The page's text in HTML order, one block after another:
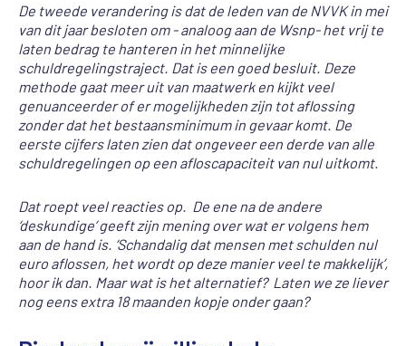
De tweede verandering is dat de leden van de NVVK in mei
van dit jaar besloten om - analoog aan de Wsnp- het vrij te
laten bedrag te hanteren in het minnelijke
schuldregelingstraject. Dat is een goed besluit. Deze
methode gaat meer uit van maatwerk en kijkt veel
genuanceerder of er mogelijkheden zijn tot aflossing
zonder dat het bestaansminimum in gevaar komt. De
eerste cijfers laten zien dat ongeveer een derde van alle
schuldregelingen op een afloscapaciteit van nul uitkomt.
Dat roept veel reacties op. De ene na de andere
‘deskundige’ geeft zijn mening over wat er volgens hem
aan de hand is. ‘Schandalig dat mensen met schulden nul
euro aflossen, het wordt op deze manier veel te makkelijk’,
hoor ik dan. Maar wat is het alternatief? Laten we ze liever
nog eens extra 18 maanden kopje onder gaan?